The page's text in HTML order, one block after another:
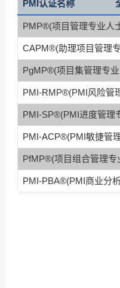
PMI认证名称
PMP®(项目管理专业人
CAPM®(助理项目管理
PgMP®(项目集管理专
PMI-RMP®(PMI风险管
PMI-SP®(PMI进度管理
PMI-ACP®(PMI敏捷管
PfMP®(项目组合管理专
PMI-PBA®(PMI商业分